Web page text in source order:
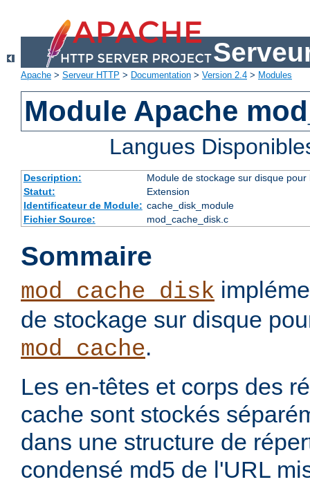
Apache > Serveur HTTP > Documentation > Version 2.4 > Modules
Module Apache
Langues
Description:
Module de stockage sur disque
Statut:
Extension
Identificateur de Module: cache_disk_module
Fichier Source:
mod_cache_disk.c
Sommaire
mod_cache_disk
de stockage sur disque
mod_cache.
Les en-têtes et corps des
cache sont stockés
dans une structure de
condensé md5 de l'URL